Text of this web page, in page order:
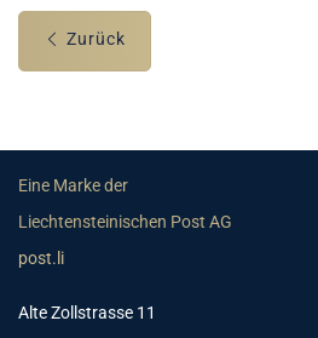
Zurück
Eine Marke der
Liechtensteinischen Post AG
post.li
Alte Zollstrasse 11